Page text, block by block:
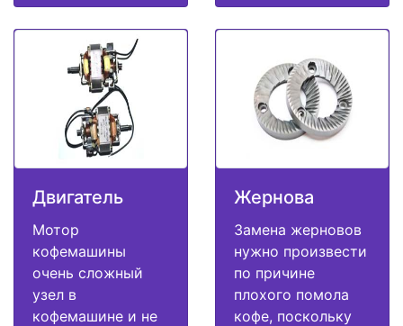
Двигатель
Мотор
кофемашины
очень сложный
узел в
кофемашине и не
Жернова
Замена жерновов
нужно произвести
по причине
плохого помола
кофе, поскольку